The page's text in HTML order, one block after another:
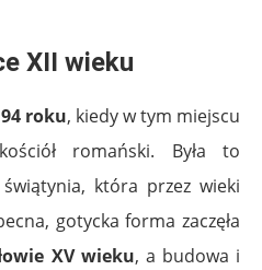
XII wieku
roku, kiedy w tym miejscu
romański. Była to
która przez wieki
gotycka forma zaczęła
XV wieku, a budowa i